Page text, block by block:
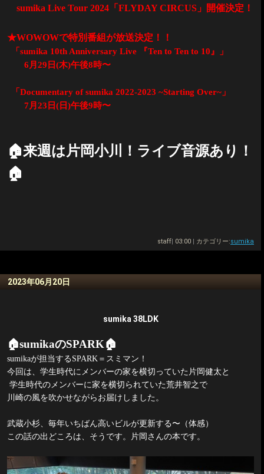
sumika Live Tour 2024 「 FLYDAY CIRCUS 」開催決定！
★WOWOWで特別番組が放送決定！！
「sumika 10th Anniversary Live 『Ten to Ten to 10』」
6月29 日(木)午後8時〜
「Documentary of sumika 2022-2023 ~Starting Over~ 」
7月23 日( 日)午後9時〜
🏠来週は片岡小川！ライブ音源あり！
🏠
staff 03:00 カテゴリー:sumika
2023年06月20日
sumika 38LDK
🏠sumikaのSPARK🏠
sumikaが担当する SPARK ＝スミマン！
今回は、学生時代にメンバーの家を横切っていた片岡健太と
学生時代のメンバーに家を横切られていた荒井智之で
川崎の風を吹かせながらお届けしました。
武蔵小杉、毎年いちばん高いビルが更新する〜（体感）
この話の出どころは、そうです。片岡さんの本です。